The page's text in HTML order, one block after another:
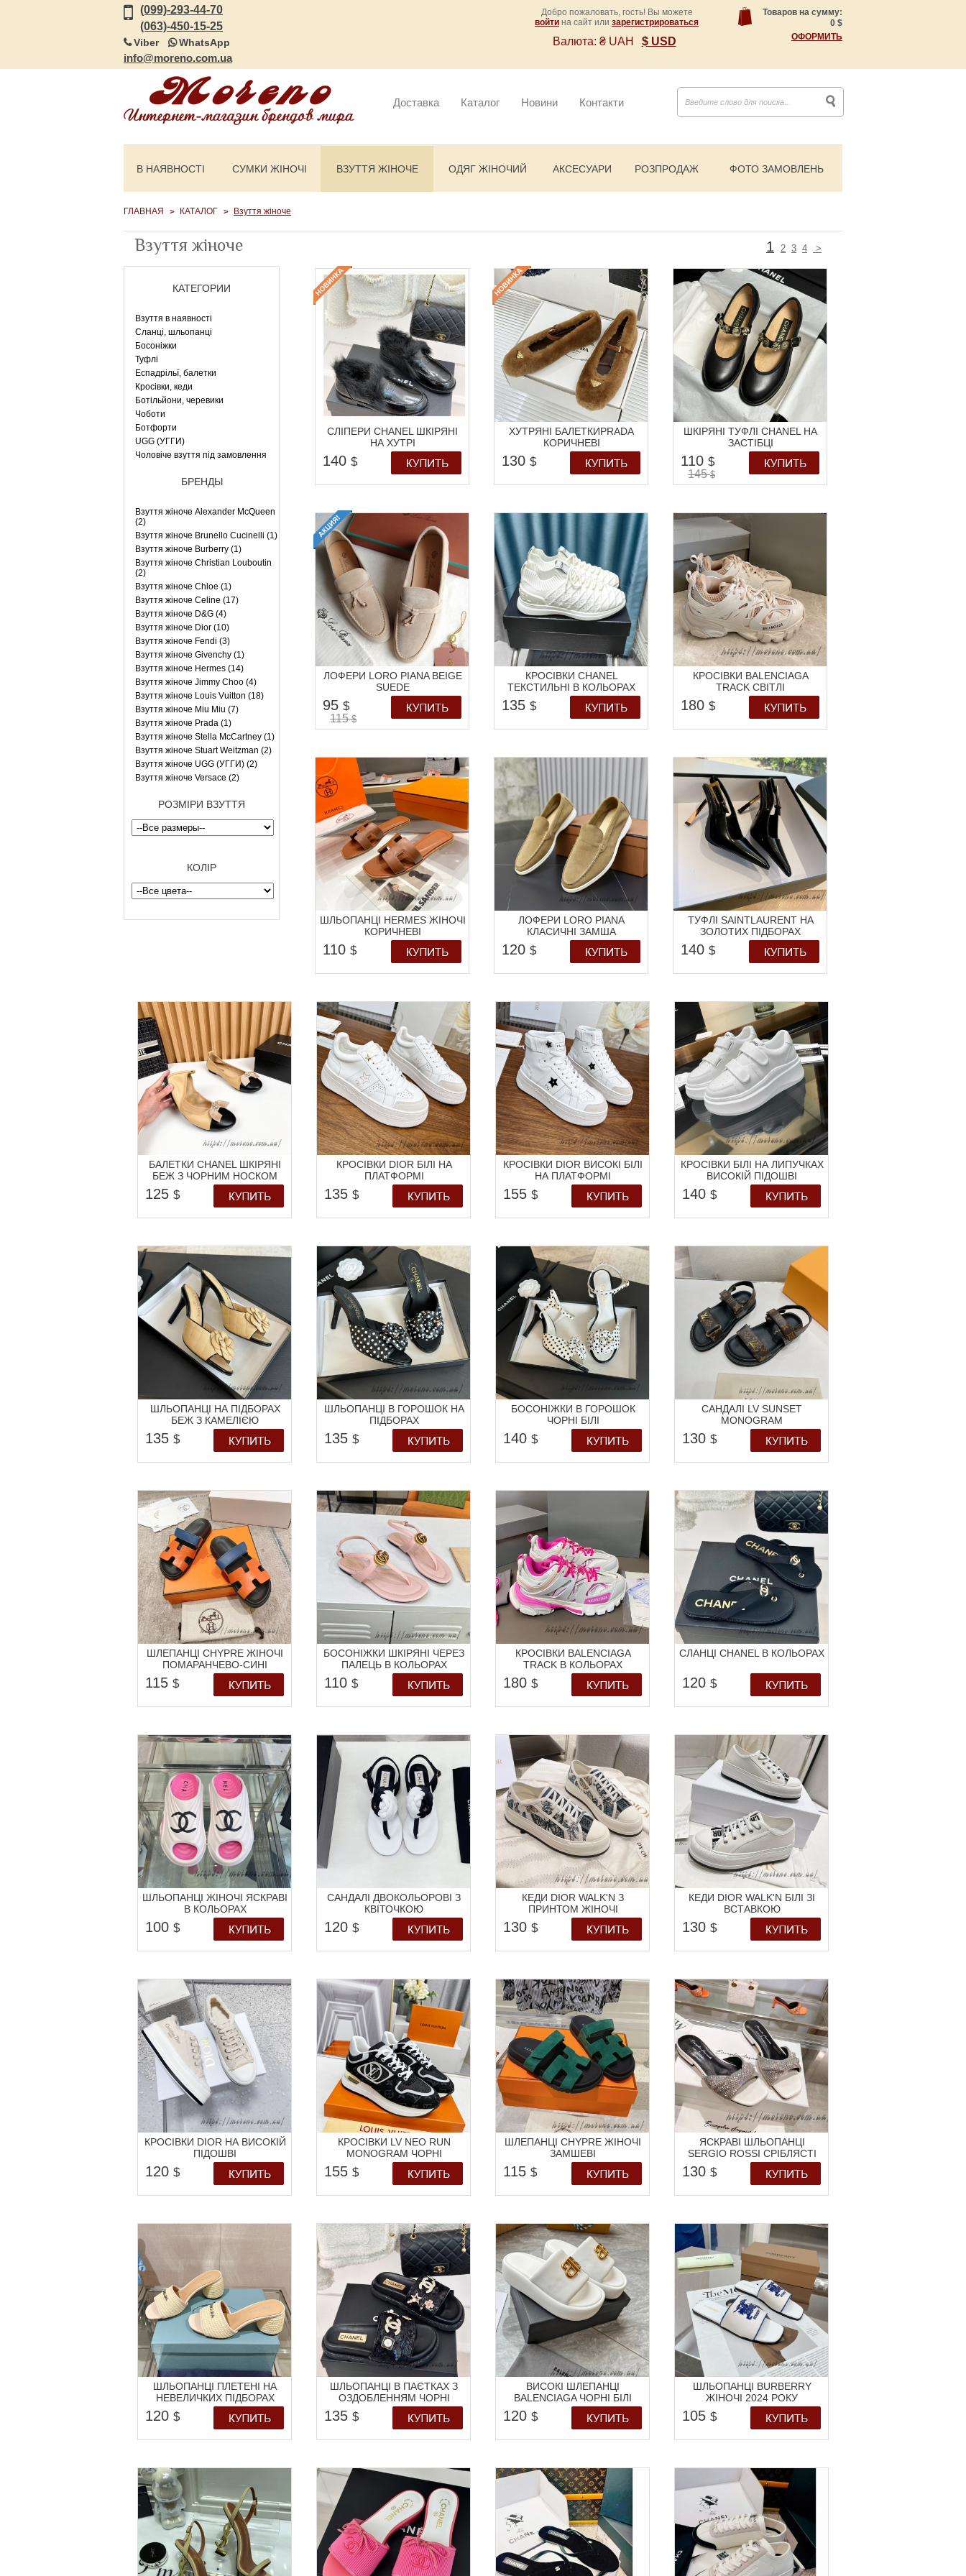
(099)-293-44-70
(063)-450-15-25
Viber WhatsApp
info@moreno.com.ua
Добро пожаловать, гость! Вы можете
войти на сайт или зарегистрироваться
Валюта: ₴ UAH $ USD
Товаров на сумму:
0 $
ОФОРМИТЬ
Доставка Каталог Новини Контакти
В НАЯВНОСТІ СУМКИ ЖІНОЧІ ВЗУТТЯ ЖІНОЧЕ ОДЯГ ЖІНОЧИЙ АКСЕСУАРИ РОЗПРОДАЖ ФОТО ЗАМОВЛЕНЬ
ГЛАВНАЯ КАТАЛОГ Взуття жіноче
Взуття жіноче 1 2 3 4 >
КАТЕГОРИИ
Взуття в наявності
Сланці, шльопанці
Босоніжки
Туфлі
Еспадрільї, балетки
Кросівки, кеди
Ботільйони, черевики
Чоботи
Ботфорти
UGG (УГГИ)
Чоловіче взуття під замовлення
БРЕНДЫ
Взуття жіноче Alexander McQueen
(2)
Взуття жіноче Brunello Cucinelli (1)
Взуття жіноче Burberry (1)
Взуття жіноче Christian Louboutin
(2)
Взуття жіноче Chloe (1)
Взуття жіноче Celine (17)
Взуття жіноче D&G (4)
Взуття жіноче Dior (10)
Взуття жіноче Fendi (3)
Взуття жіноче Givenchy (1)
Взуття жіноче Hermes (14)
Взуття жіноче Jimmy Choo (4)
Взуття жіноче Louis Vuitton (18)
Взуття жіноче Miu Miu (7)
Взуття жіноче Prada (1)
Взуття жіноче Stella McCartney (1)
Взуття жіноче Stuart Weitzman (2)
Взуття жіноче UGG (УГГИ) (2)
Взуття жіноче Versace (2)
РОЗМІРИ ВЗУТТЯ
КОЛІР
СЛІПЕРИ CHANEL ШКІРЯНІ
НА ХУТРІ
140 $
ХУТРЯНІ БАЛЕТКИPRADA
КОРИЧНЕВІ
130 $
ШКІРЯНІ ТУФЛІ CHANEL НА
ЗАСТІБЦІ
110 $
145$
ЛОФЕРИ LORO PIANA BEIGE
SUEDE
95 $
115$
КРОСІВКИ CHANEL
ТЕКСТИЛЬНІ В КОЛЬОРАХ
135 $
КРОСІВКИ BALENCIAGA
TRACK СВІТЛІ
180 $
ШЛЬОПАНЦІ HERMES ЖІНОЧІ
КОРИЧНЕВІ
110 $
ЛОФЕРИ LORO PIANA
КЛАСИЧНІ ЗАМША
120 $
ТУФЛІ SAINTLAURENT НА
ЗОЛОТИХ ПІДБОРАХ
140 $
БАЛЕТКИ CHANEL ШКІРЯНІ
БЕЖ З ЧОРНИМ НОСКОМ
125 $
КРОСІВКИ DIOR БІЛІ НА
ПЛАТФОРМІ
135 $
КРОСІВКИ DIOR ВИСОКІ БІЛІ
НА ПЛАТФОРМІ
155 $
КРОСІВКИ БІЛІ НА ЛИПУЧКАХ
ВИСОКІЙ ПІДОШВІ
140 $
ШЛЬОПАНЦІ НА ПІДБОРАХ
БЕЖ З КАМЕЛІЄЮ
135 $
ШЛЬОПАНЦІ В ГОРОШОК НА
ПІДБОРАХ
135 $
БОСОНІЖКИ В ГОРОШОК
ЧОРНІ БІЛІ
140 $
САНДАЛІ LV SUNSET
MONOGRAM
130 $
ШЛЕПАНЦІ CHYPRE ЖІНОЧІ
ПОМАРАНЧЕВО-СИНІ
115 $
БОСОНІЖКИ ШКІРЯНІ ЧЕРЕЗ
ПАЛЕЦЬ В КОЛЬОРАХ
110 $
КРОСІВКИ BALENCIAGA
TRACK В КОЛЬОРАХ
180 $
СЛАНЦІ CHANEL В КОЛЬОРАХ
120 $
ШЛЬОПАНЦІ ЖІНОЧІ ЯСКРАВІ
В КОЛЬОРАХ
100 $
САНДАЛІ ДВОКОЛЬОРОВІ З
КВІТОЧКОЮ
120 $
КЕДИ DIOR WALK'N З
ПРИНТОМ ЖІНОЧІ
130 $
КЕДИ DIOR WALK'N БІЛІ ЗІ
ВСТАВКОЮ
130 $
КРОСІВКИ DIOR НА ВИСОКІЙ
ПІДОШВІ
120 $
КРОСІВКИ LV NEO RUN
MONOGRAM ЧОРНІ
155 $
ШЛЕПАНЦІ CHYPRE ЖІНОЧІ
ЗАМШЕВІ
115 $
ЯСКРАВІ ШЛЬОПАНЦІ
SERGIO ROSSI СРІБЛЯСТІ
130 $
ШЛЬОПАНЦІ ПЛЕТЕНІ НА
НЕВЕЛИЧКИХ ПІДБОРАХ
120 $
ШЛЬОПАНЦІ В ПАЄТКАХ З
ОЗДОБЛЕННЯМ ЧОРНІ
135 $
ВИСОКІ ШЛЕПАНЦІ
BALENCIAGA ЧОРНІ БІЛІ
120 $
ШЛЬОПАНЦІ BURBERRY
ЖІНОЧІ 2024 РОКУ
105 $